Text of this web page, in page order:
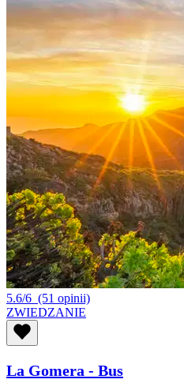
5.6/6 (51 opinii)
ZWIEDZANIE
La Gomera - Bus